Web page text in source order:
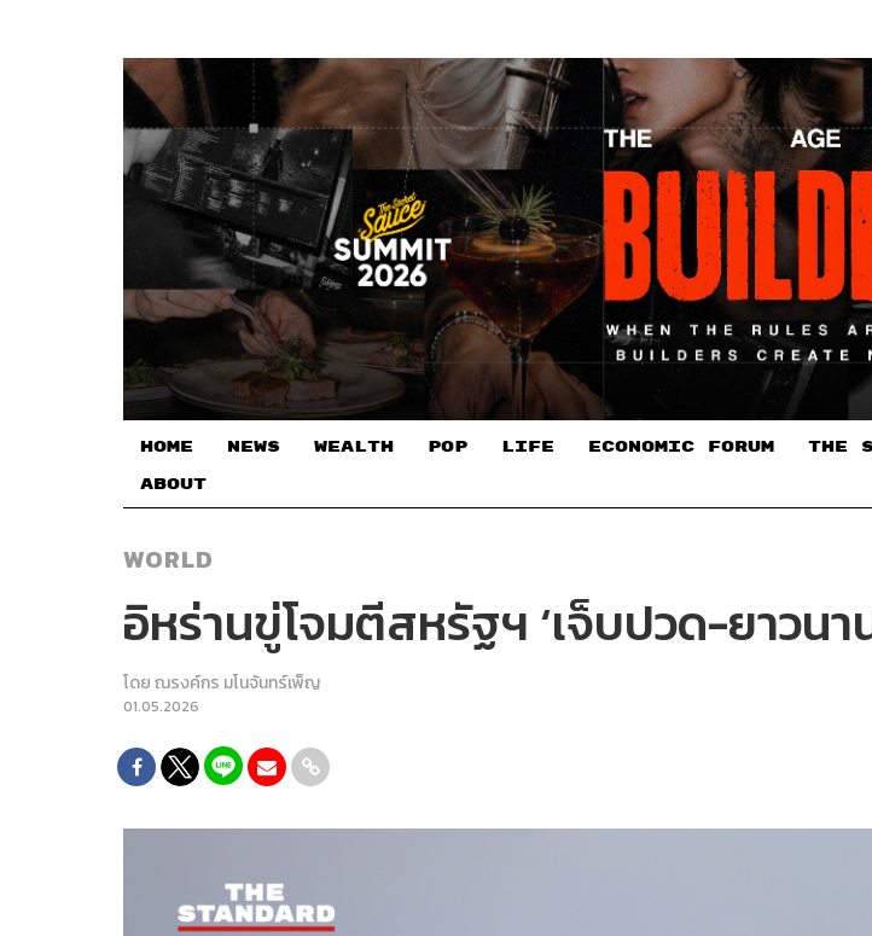
HOME NEWS WEALTH POP LIFE ECONOMIC FORUM THE
ABOUT
WORLD
อิหร่านขู่โจมตีสหรัฐฯ ‘เจ็บปวด-ยาวนา
โดยณรงค์กร มโนจันทร์เพ็ญ
01.05.2026